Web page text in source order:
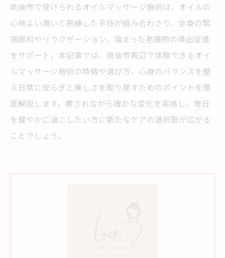
筑後市で受けられるオイルマッサージ施術は、オイルの
心地よい潤いと熟練した手技が組み合わさり、全身の緊
張緩和やリラクゼーション、溜まった老廃物の排出促進
をサポート。本記事では、筑後市周辺で体験できるオイ
ルマッサージ施術の特徴や選び方、心身のバランスを整
え日常に安らぎと美しさを取り戻すためのポイントを徹
底解説します。癒されながら確かな変化を実感し、毎日
を健やかに過ごしたい方に新たなケアの選択肢が広がる
ことでしょう。